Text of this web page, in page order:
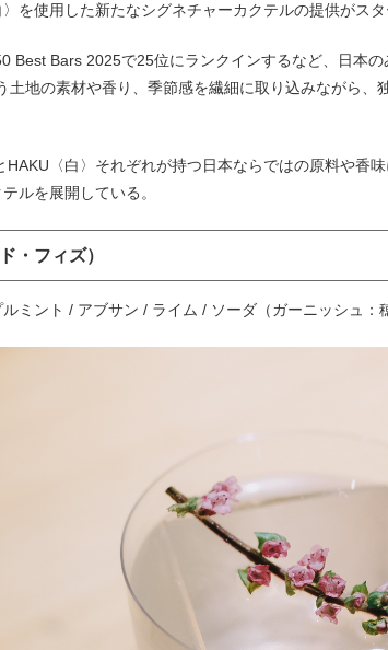
を使用した新たなシグネチャーカクテルの提供がスタ
Best Bars 2025で25位にランクインするなど、日本
土地の素材や香り、季節感を繊細に取り込みながら、
〈白〉それぞれが持つ日本ならではの原料や香
ルを展開している。
・フィズ）
ミント / アブサン / ライム / ソーダ（ガーニッシュ：